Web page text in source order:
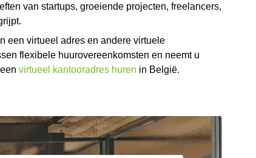
van startups, groeiende projecten, freelancers,
een virtueel adres en andere virtuele
flexibele huurovereenkomsten en neemt u
virtueel kantooradres huren in België.